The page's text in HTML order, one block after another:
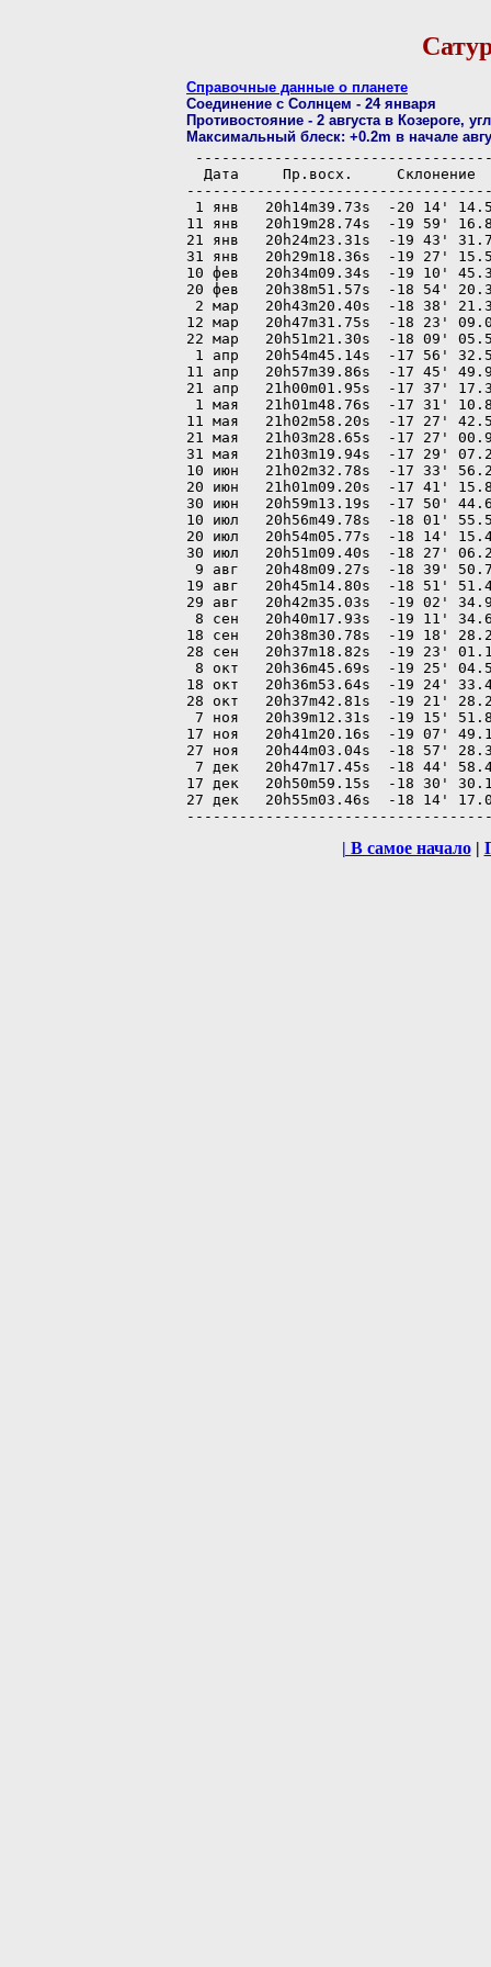
Справочные данные о планете
Соединение с Солнцем - 24 января
Противостояние - 2 августа в Козероге,
Максимальный блеск: +0.2m в начале
Дата     Пр.восх.     Склонение
1 янв   20h14m39.73s  -20 14'
11 янв   20h19m28.74s  -19 59'
21 янв   20h24m23.31s  -19 43'
31 янв   20h29m18.36s  -19 27'
10 фев   20h34m09.34s  -19 10'
20 фев   20h38m51.57s  -18 54'
2 мар   20h43m20.40s  -18 38'
12 мар   20h47m31.75s  -18 23'
22 мар   20h51m21.30s  -18 09'
1 апр   20h54m45.14s  -17 56'
11 апр   20h57m39.86s  -17 45'
21 апр   21h00m01.95s  -17 37'
1 мая   21h01m48.76s  -17 31'
11 мая   21h02m58.20s  -17 27'
21 мая   21h03m28.65s  -17 27'
31 мая   21h03m19.94s  -17 29'
10 июн   21h02m32.78s  -17 33'
20 июн   21h01m09.20s  -17 41'
30 июн   20h59m13.19s  -17 50'
10 июл   20h56m49.78s  -18 01'
20 июл   20h54m05.77s  -18 14'
30 июл   20h51m09.40s  -18 27'
9 авг   20h48m09.27s  -18 39'
19 авг   20h45m14.80s  -18 51'
29 авг   20h42m35.03s  -19 02'
8 сен   20h40m17.93s  -19 11'
18 сен   20h38m30.78s  -19 18'
28 сен   20h37m18.82s  -19 23'
8 окт   20h36m45.69s  -19 25'
18 окт   20h36m53.64s  -19 24'
28 окт   20h37m42.81s  -19 21'
7 ноя   20h39m12.31s  -19 15'
17 ноя   20h41m20.16s  -19 07'
27 ноя   20h44m03.04s  -18 57'
7 дек   20h47m17.45s  -18 44'
17 дек   20h50m59.15s  -18 30'
27 дек   20h55m03.46s  -18 14'
| В самое начало|